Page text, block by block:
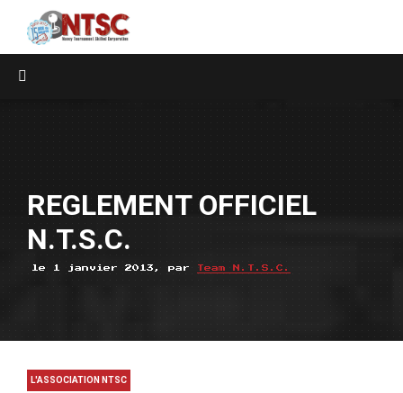
REGLEMENT OFFICIEL
N.T.S.C.
le 1 janvier 2013, par Team N.T.S.C.
L'ASSOCIATION NTSC